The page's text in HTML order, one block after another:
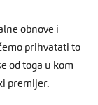
obnove i
prihvatati to
od toga u kom
premijer.